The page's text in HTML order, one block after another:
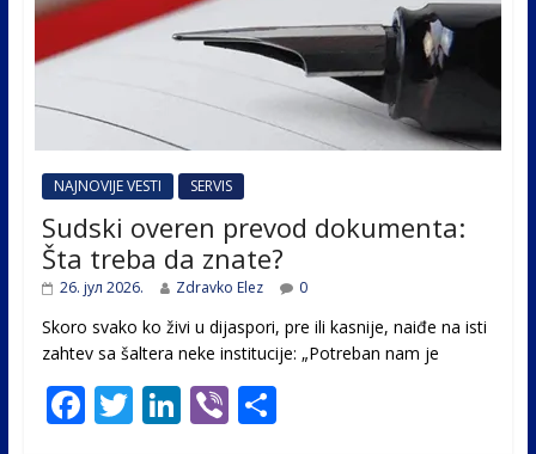
NAJNOVIJE VESTI SERVIS
Sudski overen prevod dokumenta:
Šta treba da znate?
26. јул 2026. Zdravko Elez 0
Skoro svako ko živi u dijaspori, pre ili kasnije, naiđe na isti
zahtev sa šaltera neke institucije: „Potreban nam je
F T Li Vi S